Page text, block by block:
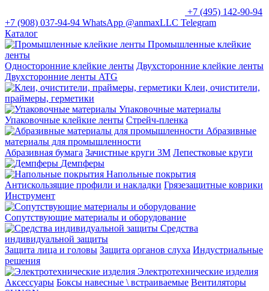
+7 (495) 142-90-94
+7 (908) 037-94-94 WhatsApp @anmaxLLC Telegram
Каталог
Промышленные клейкие
ленты
Односторонние клейкие ленты Двухсторонние клейкие ленты
Двухсторонние ленты ATG
Клеи, очистители,
праймеры, герметики
Упаковочные материалы
Упаковочные клейкие ленты Стрейч-пленка
Абразивные
материалы для промышленности
Абразивная бумага Зачистные круги 3М Лепестковые круги
Демпферы
Напольные покрытия
Aнтискользящие профили и накладки Грязезащитные коврики
Инструмент
Сопутствующие материалы и оборудование
Средства
индивидуальной защиты
Защита лица и головы Защита органов слуха Индустриальные
решения
Электротехнические изделия
Аксессуары Боксы навесные \ встраиваемые Вентиляторы